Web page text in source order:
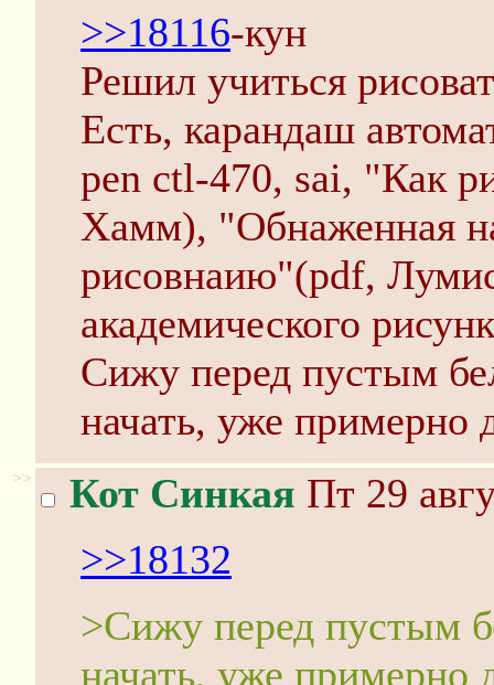
>>18116-кун
Решил учиться
Есть, карандаш
pen ctl-470, sai, "Как
Хамм), "Обнаженная
рисовнаию"(pdf,
академического
Сижу перед пустым
начать, уже примерно
>> Кот Синкая Пт 29
>>18132
>Сижу перед пустым
начать, уже примерно